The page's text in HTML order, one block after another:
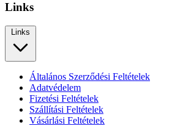
Links
Links
Általános Szerződési Feltételek
Adatvédelem
Fizetési Feltételek
Szállítási Feltételek
Vásárlási Feltételek